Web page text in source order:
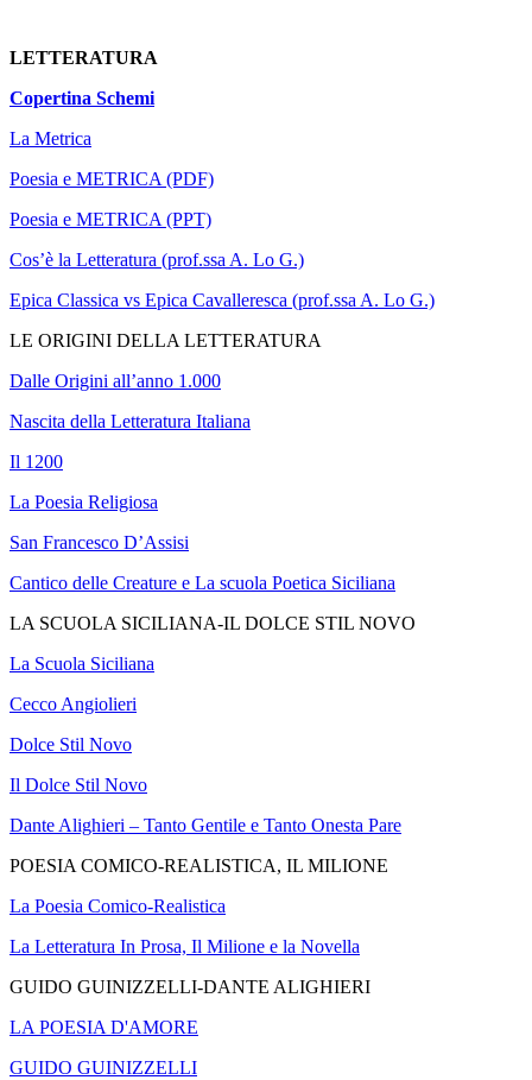
LETTERATURA
Copertina Schemi
La Metrica
Poesia e METRICA (PDF)
Poesia e METRICA (PPT)
Cos’è la Letteratura (prof.ssa A. Lo G.)
Epica Classica vs Epica Cavalleresca (prof.ssa A. Lo G.)
LE ORIGINI DELLA LETTERATURA
Dalle Origini all’anno 1.000
Nascita della Letteratura Italiana
Il 1200
La Poesia Religiosa
San Francesco D’Assisi
Cantico delle Creature e La scuola Poetica Siciliana
LA SCUOLA SICILIANA-IL DOLCE STIL NOVO
La Scuola Siciliana
Cecco Angiolieri
Dolce Stil Novo
Il Dolce Stil Novo
Dante Alighieri – Tanto Gentile e Tanto Onesta Pare
POESIA COMICO-REALISTICA, IL MILIONE
La Poesia Comico-Realistica
La Letteratura In Prosa, Il Milione e la Novella
GUIDO GUINIZZELLI-DANTE ALIGHIERI
LA POESIA D'AMORE
GUIDO GUINIZZELLI